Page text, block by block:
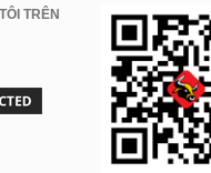
TRÊN